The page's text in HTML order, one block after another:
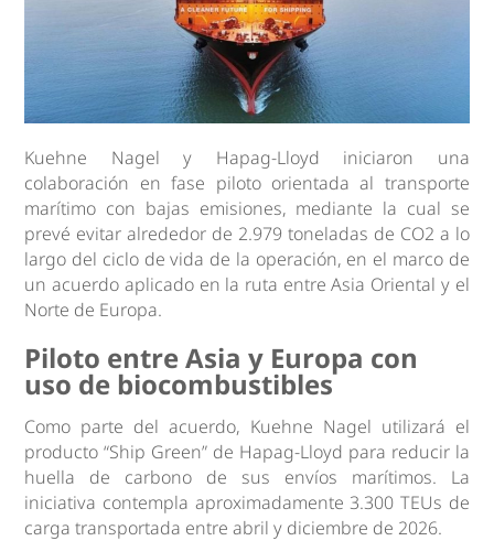
Kuehne Nagel y Hapag-Lloyd iniciaron una
colaboración en fase piloto orientada al transporte
marítimo con bajas emisiones, mediante la cual se
prevé evitar alrededor de 2.979 toneladas de CO2 a lo
largo del ciclo de vida de la operación, en el marco de
un acuerdo aplicado en la ruta entre Asia Oriental y el
Norte de Europa.
Piloto entre Asia y Europa con
uso de biocombustibles
Como parte del acuerdo, Kuehne Nagel utilizará el
producto “Ship Green” de Hapag-Lloyd para reducir la
huella de carbono de sus envíos marítimos. La
iniciativa contempla aproximadamente 3.300 TEUs de
carga transportada entre abril y diciembre de 2026.